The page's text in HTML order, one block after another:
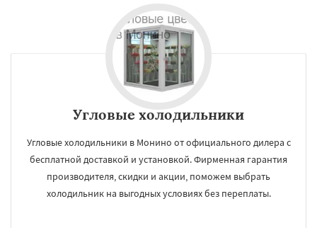
Угловые холодильники
Угловые холодильники в Монино от официального дилера с
бесплатной доставкой и установкой. Фирменная гарантия
производителя, скидки и акции, поможем выбрать
холодильник на выгодных условиях без переплаты.